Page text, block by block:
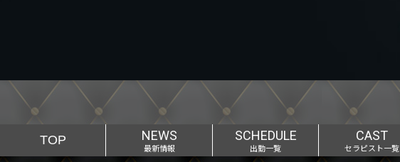
TOP NEWS
最新情報
SCHEDULE
出勤一覧
CAST
セラピスト一覧